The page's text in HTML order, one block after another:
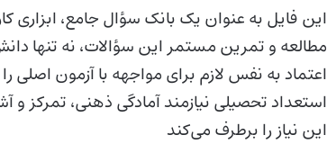
این فایل به عنوان یک بانک سؤال جامع، ابزاری
مطالعه و تمرین مستمر این سؤالات، نه تنها
اعتماد به نفس لازم برای مواجهه با آزمون
استعداد تحصیلی نیازمند آمادگی ذهنی، تمرکز
این نیاز را برطرف می‌کند